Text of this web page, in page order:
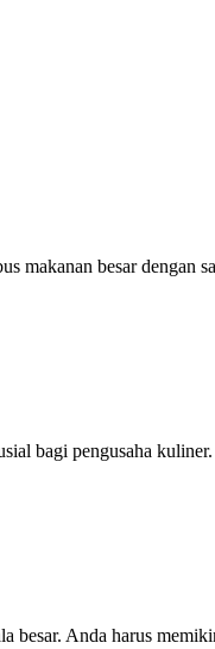
makanan besar dengan
bagi pengusaha
besar. Anda harus